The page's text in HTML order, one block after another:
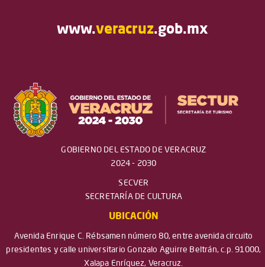
www.veracruz.gob.mx
GOBIERNO DEL ESTADO DE VERACRUZ
2024 - 2030
SECVER
SECRETARÍA DE CULTURA
UBICACIÓN
Avenida Enrique C. Rébsamen número 80, entre avenida circuito
presidentes y calle universitario Gonzalo Aguirre Beltrán, c.p. 91000,
Xalapa Enríquez, Veracruz.